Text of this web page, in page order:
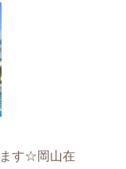
す☆岡山在